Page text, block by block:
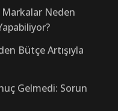
Markalar Neden
Bütçe Artışıyla
Gelmedi: Sorun